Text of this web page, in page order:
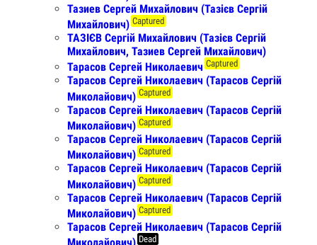
Тазиев Сергей Михайлович (Тазієв Сергій
Михайлович) Captured
ТАЗІЄВ Сергій Михайлович (Тазієв Сергій
Михайлович, Тазиев Сергей Михайлович)
Тарасов Сергей Николаевич Captured
Тарасов Сергей Николаевич (Тарасов Сергій
Миколайович) Captured
Тарасов Сергей Николаевич (Тарасов Сергій
Миколайович) Captured
Тарасов Сергей Николаевич (Тарасов Сергій
Миколайович) Captured
Тарасов Сергей Николаевич (Тарасов Сергій
Миколайович) Captured
Тарасов Сергей Николаевич (Тарасов Сергій
Миколайович) Captured
Тарасов Сергей Николаевич (Тарасов Сергій
Dead